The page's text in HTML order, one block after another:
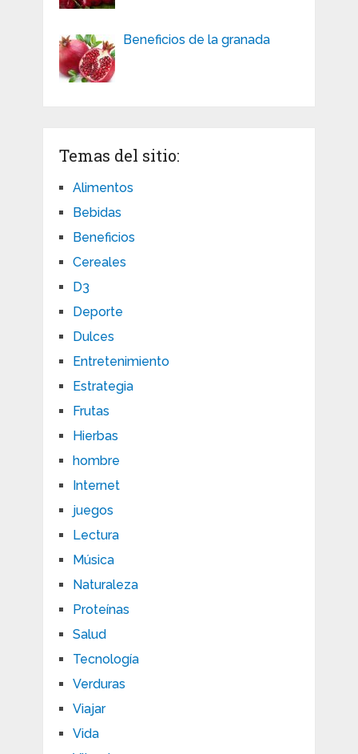
Beneficios de la granada
Temas del sitio:
Alimentos
Bebidas
Beneficios
Cereales
D3
Deporte
Dulces
Entretenimiento
Estrategia
Frutas
Hierbas
hombre
Internet
juegos
Lectura
Música
Naturaleza
Proteínas
Salud
Tecnología
Verduras
Viajar
Vida